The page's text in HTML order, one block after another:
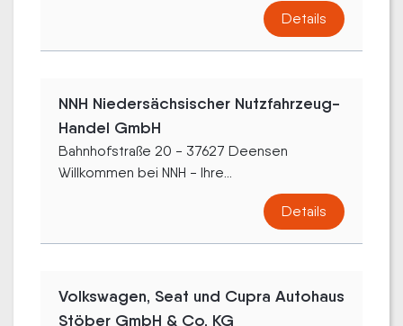
Details
NNH Niedersächsischer Nutzfahrzeug-
Handel GmbH
Bahnhofstraße 20 - 37627 Deensen
Willkommen bei NNH - Ihre...
Details
Volkswagen, Seat und Cupra Autohaus
Stöber GmbH & Co. KG